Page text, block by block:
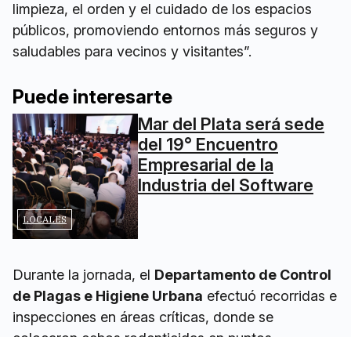
limpieza, el orden y el cuidado de los espacios
públicos, promoviendo entornos más seguros y
saludables para vecinos y visitantes”.
Puede interesarte
LOCALES
Mar del Plata será sede
del 19° Encuentro
Empresarial de la
Industria del Software
Durante la jornada, el Departamento de Control
de Plagas e Higiene Urbana efectuó recorridas e
inspecciones en áreas críticas, donde se